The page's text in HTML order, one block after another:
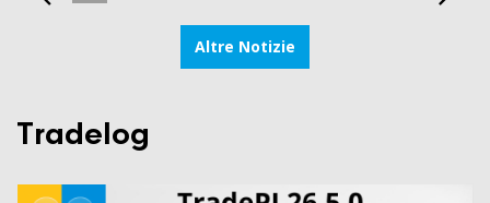
Altre Notizie
Tradelog